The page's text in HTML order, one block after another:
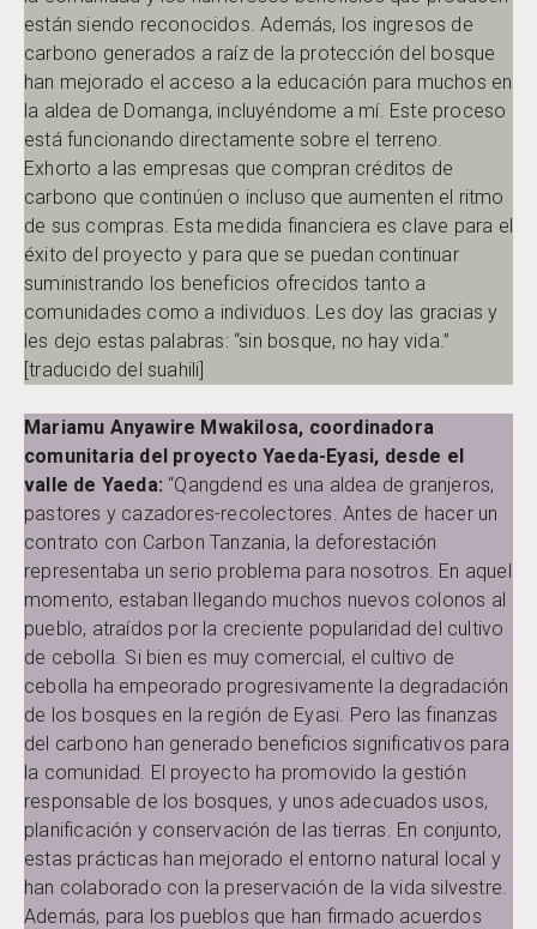
están siendo reconocidos. Además, los ingresos de
carbono generados a raíz de la protección del bosque
han mejorado el acceso a la educación para muchos en
la aldea de Domanga, incluyéndome a mí. Este proceso
está funcionando directamente sobre el terreno.
Exhorto a las empresas que compran créditos de
carbono que continúen o incluso que aumenten el ritmo
de sus compras. Esta medida financiera es clave para el
éxito del proyecto y para que se puedan continuar
suministrando los beneficios ofrecidos tanto a
comunidades como a individuos. Les doy las gracias y
les dejo estas palabras: “sin bosque, no hay vida.”
[traducido del suahili]
Mariamu Anyawire Mwakilosa, coordinadora
comunitaria del proyecto Yaeda-Eyasi, desde el
valle de Yaeda: “Qangdend es una aldea de granjeros,
pastores y cazadores-recolectores. Antes de hacer un
contrato con Carbon Tanzania, la deforestación
representaba un serio problema para nosotros. En aquel
momento, estaban llegando muchos nuevos colonos al
pueblo, atraídos por la creciente popularidad del cultivo
de cebolla. Si bien es muy comercial, el cultivo de
cebolla ha empeorado progresivamente la degradación
de los bosques en la región de Eyasi. Pero las finanzas
del carbono han generado beneficios significativos para
la comunidad. El proyecto ha promovido la gestión
responsable de los bosques, y unos adecuados usos,
planificación y conservación de las tierras. En conjunto,
estas prácticas han mejorado el entorno natural local y
han colaborado con la preservación de la vida silvestre.
Además, para los pueblos que han firmado acuerdos